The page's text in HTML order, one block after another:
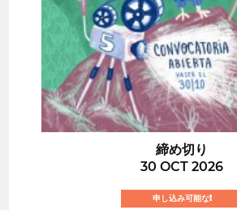
締め切り
30 OCT 2026
申し込み可能な!